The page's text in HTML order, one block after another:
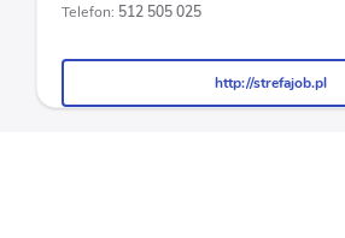
Telefon: 512 505 025
http://strefajob.pl
http://strefajob.pl